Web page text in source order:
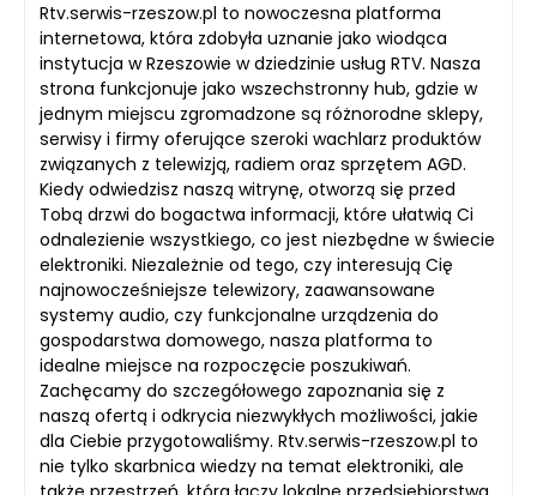
Rtv.serwis-rzeszow.pl to nowoczesna platforma
internetowa, która zdobyła uznanie jako wiodąca
instytucja w Rzeszowie w dziedzinie usług RTV. Nasza
strona funkcjonuje jako wszechstronny hub, gdzie w
jednym miejscu zgromadzone są różnorodne sklepy,
serwisy i firmy oferujące szeroki wachlarz produktów
związanych z telewizją, radiem oraz sprzętem AGD.
Kiedy odwiedzisz naszą witrynę, otworzą się przed
Tobą drzwi do bogactwa informacji, które ułatwią Ci
odnalezienie wszystkiego, co jest niezbędne w świecie
elektroniki. Niezależnie od tego, czy interesują Cię
najnowocześniejsze telewizory, zaawansowane
systemy audio, czy funkcjonalne urządzenia do
gospodarstwa domowego, nasza platforma to
idealne miejsce na rozpoczęcie poszukiwań.
Zachęcamy do szczegółowego zapoznania się z
naszą ofertą i odkrycia niezwykłych możliwości, jakie
dla Ciebie przygotowaliśmy. Rtv.serwis-rzeszow.pl to
nie tylko skarbnica wiedzy na temat elektroniki, ale